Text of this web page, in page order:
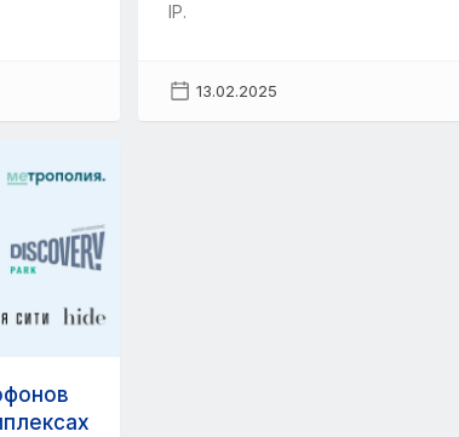
IP.
13.02.2025